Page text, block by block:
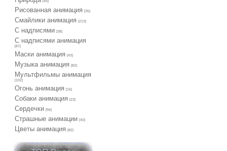
[45]
Рисованная анимация [35]
Смайлики анимация [213]
С надписями [38]
С надписями анимация
[87]
Маски анимация [43]
Музыка анимация [82]
Мультфильмы анимация
[102]
Огонь анимация [16]
Собаки анимация [23]
Сердечки [56]
Страшные анимации [40]
Цветы анимация [82]